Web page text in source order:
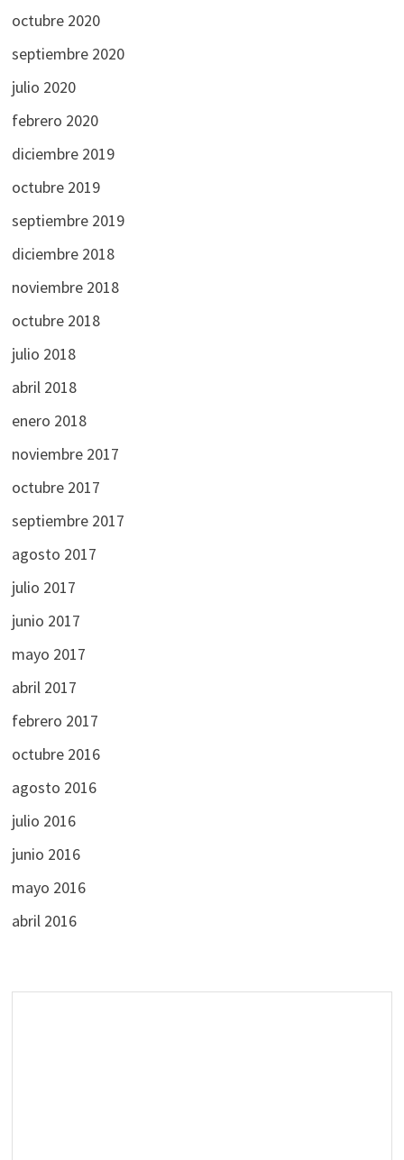
octubre 2020
septiembre 2020
julio 2020
febrero 2020
diciembre 2019
octubre 2019
septiembre 2019
diciembre 2018
noviembre 2018
octubre 2018
julio 2018
abril 2018
enero 2018
noviembre 2017
octubre 2017
septiembre 2017
agosto 2017
julio 2017
junio 2017
mayo 2017
abril 2017
febrero 2017
octubre 2016
agosto 2016
julio 2016
junio 2016
mayo 2016
abril 2016